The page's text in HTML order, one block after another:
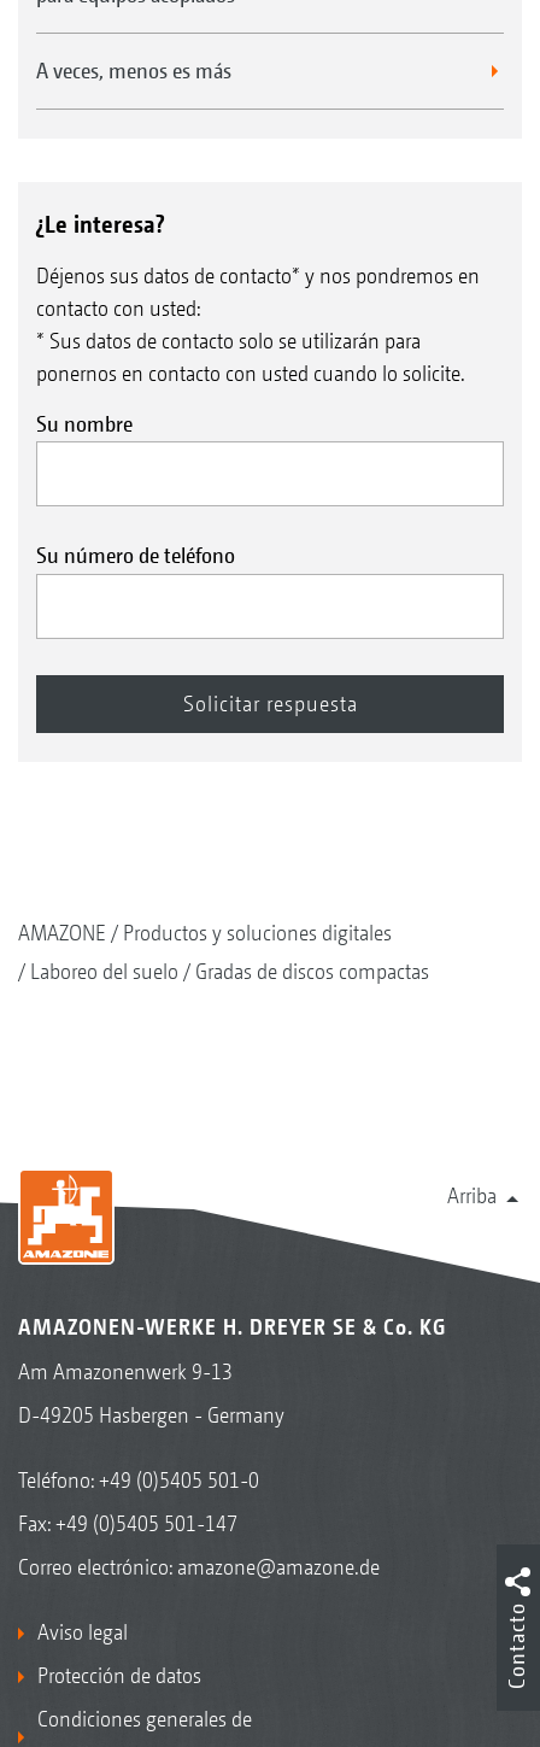
A veces, menos es más
¿Le interesa?
Déjenos sus datos de contacto* y nos pondremos en
contacto con usted:
* Sus datos de contacto solo se utilizarán para
ponernos en contacto con usted cuando lo solicite.
Su nombre
Su número de teléfono
AMAZONE
Productos y soluciones digitales
Laboreo del suelo
Gradas de discos compactas
Arriba
AMAZONEN-WERKE H. DREYER SE & Co. KG
Am Amazonenwerk 9-13
D-49205 Hasbergen - Germany
Teléfono:+49 (0)5405 501-0
Fax: +49 (0)5405 501-147
Correo electrónico: amazone@amazone.de
Aviso legal
Protección de datos
Condiciones generales de
Contacto